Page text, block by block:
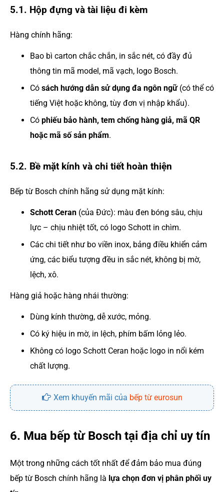
5.1. Hộp đựng và tài liệu đi kèm
Hàng chính hãng:
Bao bì carton chắc chắn, in sắc nét, có đầy đủ
thông tin mã model, mã vạch, logo Bosch.
Có sách hướng dẫn sử dụng đa ngôn ngữ(có thể có
tiếng Việt hoặc không, tùy đơn vị nhập khẩu).
Có phiếu bảo hành, tem chống hàng giả, mã QR
hoặc mã số sản phẩm.
5.2. Bề mặt kính và chi tiết hoàn thiện
Bếp từ Bosch chính hãng sử dụng mặt kính:
Schott Ceran (của Đức): màu đen bóng sâu, chịu
lực – chịu nhiệt tốt, có logo Schott in chìm.
Các chi tiết như bo viền inox, bảng điều khiển cảm
ứng, các biểu tượng đều in sắc nét, không bị mờ,
lệch, xô.
Hàng giả hoặc hàng nhái thường:
Dùng kính thường, dễ xước, mỏng.
Có ký hiệu in mờ, in lệch, phím bấm lỏng lẻo.
Không có logo Schott Ceran hoặc logo in nổi kém
chất lượng.
Xem khuyến mãi của bếp từ eurosun
6. Mua bếp từ Bosch tại địa chỉ uy tín
Một trong những cách tốt nhất để đảm bảo mua đúng
bếp từ Bosch chính hãng là lựa chọn đơn vị phân phối uy